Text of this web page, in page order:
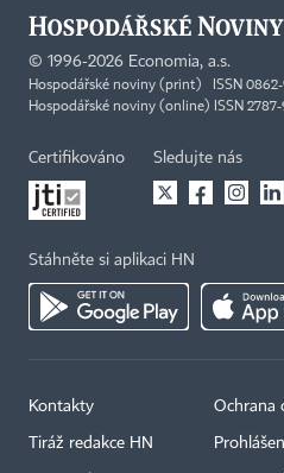
© 1996-2026 Economia, a.s.
Hospodářské noviny (print) ISSN
Hospodářské noviny (online) ISSN 2787-
Certifikováno Sledujte nás
Stáhněte si aplikaci HN
Kontakty
Tiráž redakce HN
Ochrana